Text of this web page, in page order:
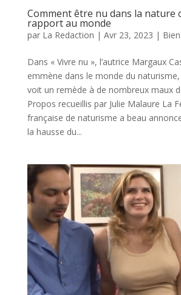
Comment être nu dans la nature
rapport au monde
par La Redaction | Avr 23, 2023 |
Dans « Vivre nu », l’autrice Margaux
emmène dans le monde du
voit un remède à de nombreux maux
Propos recueillis par Julie Malaure La
française de naturisme a beau
la hausse du...